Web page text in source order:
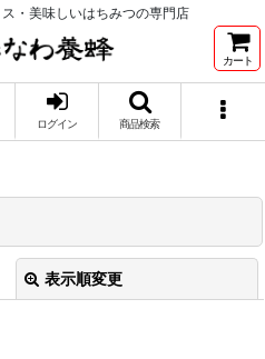
・美味しいはちみつの専門店
カート
ログイン 商品検索
表示順変更